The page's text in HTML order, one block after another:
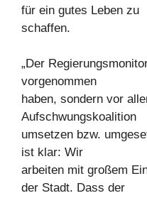
für ein gutes Leben zu
schaffen.
„Der
vorgenommen
haben, sondern vor
Aufschwungskoalition
umsetzen bzw.
ist klar: Wir
arbeiten mit großem
der Stadt. Dass der